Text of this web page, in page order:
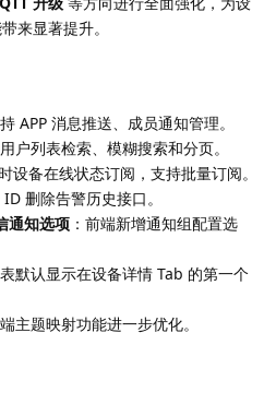
来显著提升。
APP 消息推送、成员通知管理。
户列表检索、模糊搜索和分页。
设备在线状态订阅，支持批量订阅。
ID 删除告警历史接口。
通知选项 ：前端新增通知组配置选
默认显示在设备详情 Tab 的第一个
主题映射功能进一步优化。